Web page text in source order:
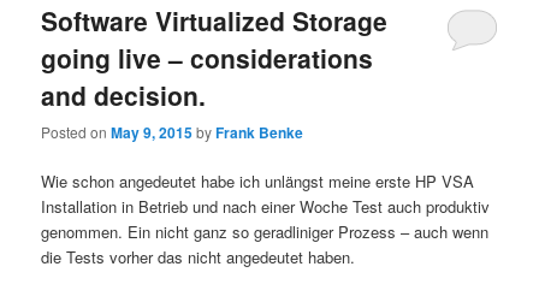
Software Virtualized Storage
going live – considerations
and decision.
Posted onMay 9, 2015byFrank Benke
Wie schon angedeutet habe ich unlängst meine erste HP VSA
Installation in Betrieb und nach einer Woche Test auch produktiv
genommen. Ein nicht ganz so geradliniger Prozess – auch wenn
die Tests vorher das nicht angedeutet haben.